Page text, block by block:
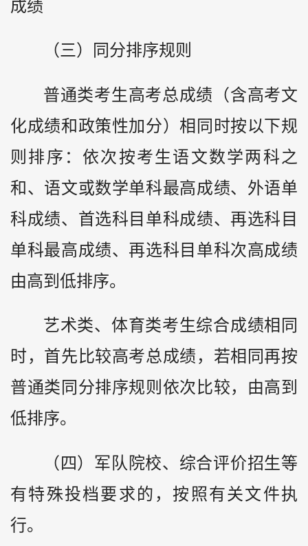
成绩
（三）同分排序规则
普通类考生高考总成绩（含高考文
化成绩和政策性加分）相同时按以下规
则排序：依次按考生语文数学两科之
和、语文或数学单科最高成绩、外语单
科成绩、首选科目单科成绩、再选科目
单科最高成绩、再选科目单科次高成绩
由高到低排序。
艺术类、体育类考生综合成绩相同
时，首先比较高考总成绩，若相同再按
普通类同分排序规则依次比较，由高到
低排序。
（四）军队院校、综合评价招生等
有特殊投档要求的，按照有关文件执
行。